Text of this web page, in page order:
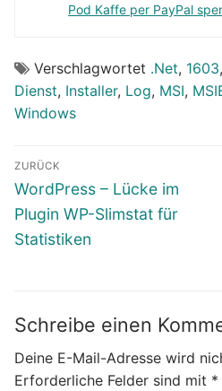
Pod Kaffe per PayPal
Verschlagwortet .Net, 1603,
Dienst, Installer, Log, MSI,
Windows
Beitragsnavigation
ZURÜCK
Vorheriger
Beitrag:
WordPress – Lücke im
Plugin WP-Slimstat für
Statistiken
Schreibe einen
Deine E-Mail-Adresse wird
Erforderliche Felder sind mit *